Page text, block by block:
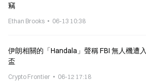
竊
Ethan Brooks 06-13 10:38
伊朗相關的「Handala」聲稱 FBI 無人機遭
盃
Crypto Frontier 06-12 17:18